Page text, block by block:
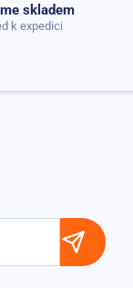
skladem
k expedici